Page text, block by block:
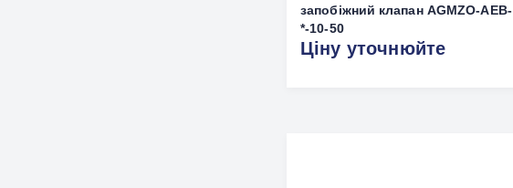
запобіжний клапан AGMZO-AEB-
*-10-50
Ціну уточнюйте